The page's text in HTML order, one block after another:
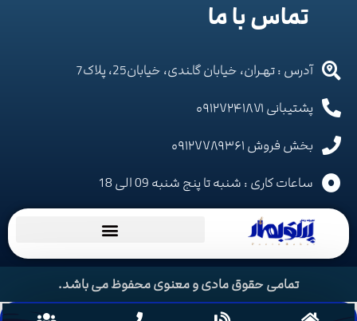
تماس با ما
آدرس : تهـران، خیابان گاـندی، خیابان25، پلاک7
پشتیبانی ۰۹۱۲۷۲۴۱۸۷۱
بخش فروش ۰۹۱۲۷۷۸۹۳۶۱
ساعات کاری : شنبه تا پنج شنبه 09 الی 18
تمامی حقوق مادی و معنوی محفوظ می باشد.